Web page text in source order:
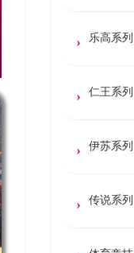
乐高系列
仁王系列
伊苏系列
传说系列